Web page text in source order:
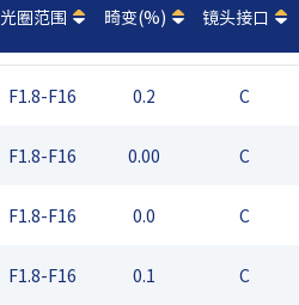
光圈范围 畸变(%) 镜头接口
F1.8-F16 0.2 C
F1.8-F16 0.00 C
F1.8-F16 0.0 C
F1.8-F16 0.1 C